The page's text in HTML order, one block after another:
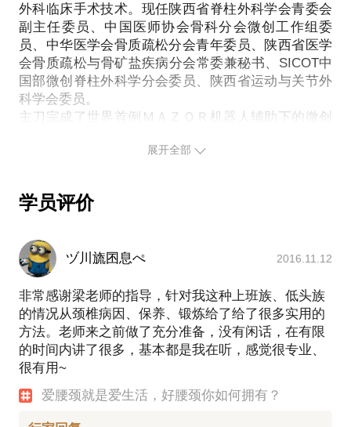
【在行郑重提示】：此话题内容仅为该行家在医疗健
康领域的的个人经验、意见或观点，仅供学员参考所
用。如您或您的家人有诊疗需求，在行请您前往正规
医院进行就诊。本话题内容及行家观点不代表平台观
外科临床手术技术。现任陕西省脊柱外科学会青委会
副主任委员、中国医师协会骨科分会微创工作组委
员、中华医学会骨质疏松分会青年委员、陕西省医学
会骨质疏松与骨矿盐疾病分会常委兼秘书、SICOT中
国部微创脊柱外科学分会委员、陕西省运动与关节外
科学会委员。
主刀完成了世界首例ＭＡＺＯＲ机器人辅助下的微创
柱骨折微创复位固定术。现主持国家自然科学基金2
国家科技进步二等奖1项，陕西省科技进步一等奖1
专业特长：颈肩痛、腰腿痛、颈椎病、（颈）腰椎间
盘突出症、（颈）腰椎管狭窄症、腰椎滑脱症、脊柱
骨折的微创手术治疗。
专家门诊时间：周二全天。
展开全部
学员评价
ヅ川旒囨息ぺ 2016.11.12
非常感谢梁老师的指导，针对我这种上班族、低头族
的情况从颈椎病因、保养、锻炼给了给了很多实用的
方法。老师来之前做了充分准备，没有闲话，在有限
的时间内讲了很多，基本都是我在听，感觉很专业、
很有用~
爱腰颈就是爱生活，好腰颈你如何拥有？